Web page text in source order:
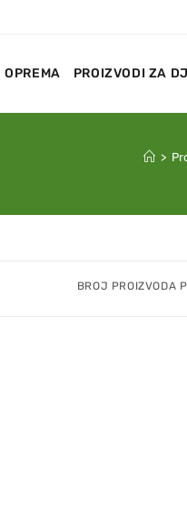
OPREMA PROIZVODI ZA
>
BROJ PROIZVODA